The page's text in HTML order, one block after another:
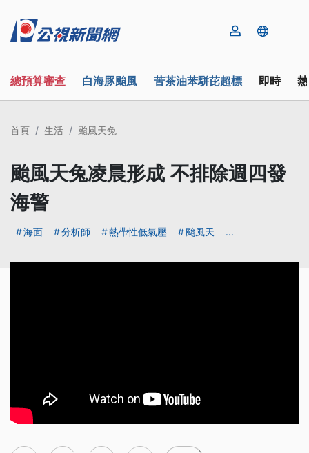
總預算審查 白海豚颱風 苦茶油苯駢芘超標 即時
首頁 生活 颱風天兔
颱風天兔凌晨形成 不排除週四發
海警
海面 分析師 熱帶性低氣壓 颱風天 ...